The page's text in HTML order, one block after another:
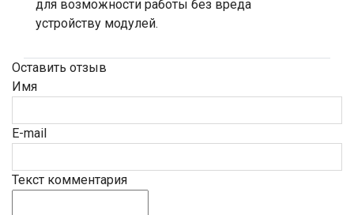
для возможности работы без вреда
устройству модулей.
Оставить отзыв
Имя
E-mail
Текст комментария